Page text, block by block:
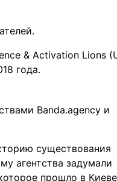
& Activation Lions
года.
Banda.agency и
существования
агентства задумали
прошло в